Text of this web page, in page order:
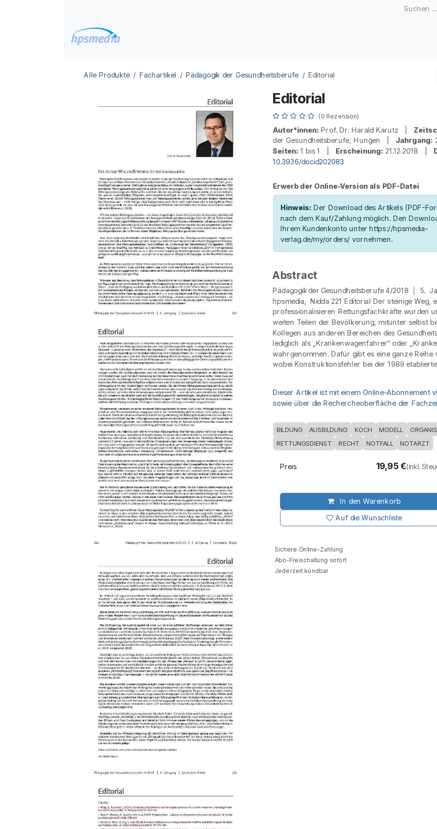
Alle Produkte Fachartikel Pädagogik der Gesundheitsberufe Editorial
Editorial
(0 Rezension)
Autor*innen: Prof. Dr. Harald Karutz |
der Gesundheitsberufe, Hungen | Jahrgang:
Seiten: 1 bis 1 | Erscheinung: 21.12.2018 |
10.3936/docid202083
Erwerb der Online-Version als PDF-Datei
Hinweis: Der Download des Artikels (PDF-
nach dem Kauf/Zahlung möglich. Den
Ihrem Kundenkonto unter https://hpsmedia-
verlag.de/my/orders/ vornehmen.
Abstract
Pädagogik der Gesundheitsberufe 4/2018 │ 5.
hpsmedia, Nidda 221 Editorial Der steinige Weg,
professionalisieren Rettungsfachkräfte wurden
weiten Teilen der Bevölkerung, mitunter selbst
Kollegen aus anderen Bereichen des
lediglich als „Krankenwagenfahrer“ oder
wahrgenommen. Dafür gibt es eine ganze Reihe
wobei Konstruktionsfehler bei der 1989
Dieser Artikel ist mit einem Online-Abonnement
sowie über die Rechercheoberfläche der
BILDUNG AUSBILDUNG KOCH MODELL
RETTUNGSDIENST
RECHT NOTFALL NOTARZT
In den Warenkorb
Auf die Wunschliste
Preis 19,95€(inkl.
Sichere Online-Zahlung
Abo-Freischaltung sofort
Jederzeit kündbar